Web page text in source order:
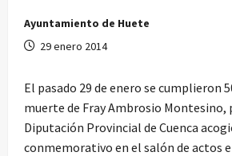
Ayuntamiento de Huete
29 enero 2014
El pasado 29 de enero se cumplieron
muerte de Fray Ambrosio Montesino,
Diputación Provincial de Cuenca
conmemorativo en el salón de actos